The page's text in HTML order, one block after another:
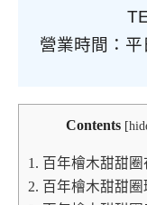
營業時間：
Contents [
1. 百年檜木甜甜圈
2. 百年檜木甜甜圈